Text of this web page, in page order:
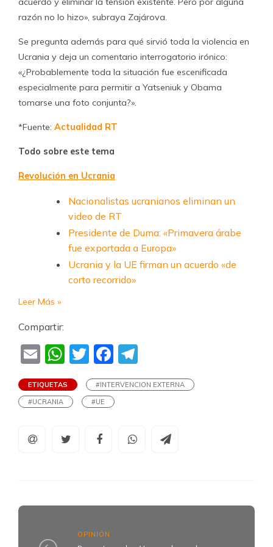
razón no lo hizo», subraya Zajárova.
Se pregunta además para qué sirvió toda la violencia en
Ucrania y deja un comentario interrogatorio irónico:
«¿Probablemente toda la situación fue escenificada
especialmente para permitir a Yatseniuk y Obama
tomarse una foto conjunta?».
*Fuente: Actualidad RT
Todo sobre este tema
Revolución en Ucrania
Nacionalistas ucranianos eliminan un
video de RT
Presidente de Duma: «Primavera árabe
fue exportada a Europa»
Ucrania y la UE firman un acuerdo «de
corto recorrido»
Leer Más »
Compartir:
EmailWhatsApp
TwitterFacebook
ETIQUETAS
#INTERVENCION EXTERNA
#UCRANIA
#UE
OPINIÓN